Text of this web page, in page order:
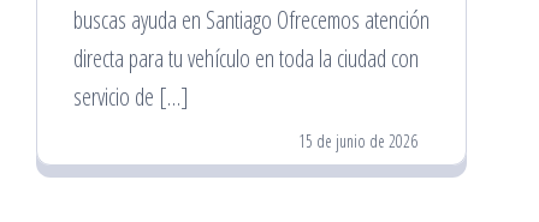
buscas ayuda en Santiago Ofrecemos atención
directa para tu vehículo en toda la ciudad con
servicio de […]
15 de junio de 2026